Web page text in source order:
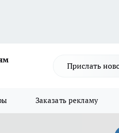
Прислать
Заказать рекламу